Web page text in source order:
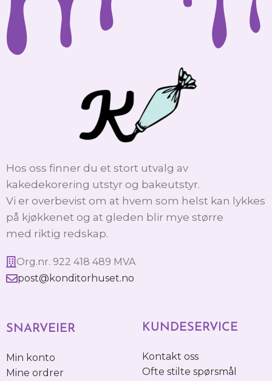
Hos oss finner du et stort utvalg av
kakedekorering utstyr og bakeutstyr.
Vi er overbevist om at hvem som helst kan lykkes
på kjøkkenet og at gleden blir mye større
med riktig redskap.
Org.nr. 922 418 489 MVA
post@konditorhuset.no
SNARVEIER
Min konto
Mine ordrer
KUNDESERVICE
Kontakt oss
Ofte stilte spørsmål